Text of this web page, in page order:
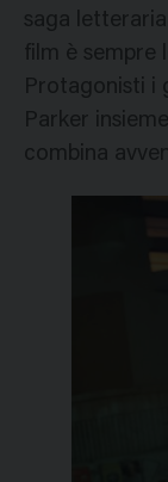
saga
film è sempre
Protagonisti i
Parker
combina